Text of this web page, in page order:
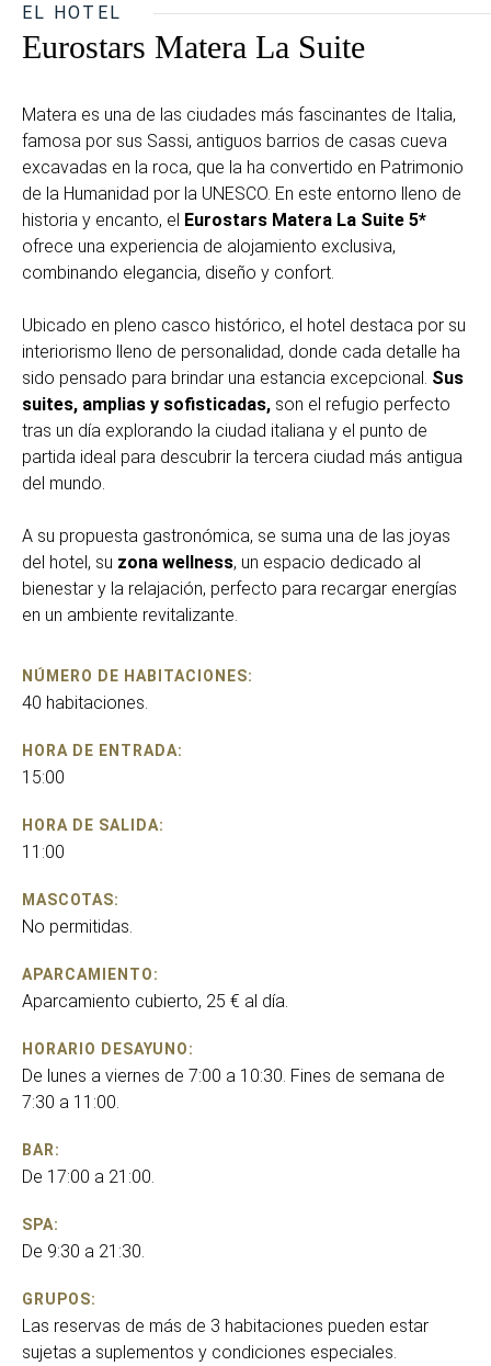
EL HOTEL
Eurostars Matera La Suite
Matera es una de las ciudades más fascinantes de Italia,
famosa por sus Sassi, antiguos barrios de casas cueva
excavadas en la roca, que la ha convertido en Patrimonio
de la Humanidad por la UNESCO. En este entorno lleno de
historia y encanto, el Eurostars Matera La Suite 5*
ofrece una experiencia de alojamiento exclusiva,
combinando elegancia, diseño y confort.
Ubicado en pleno casco histórico, el hotel destaca por su
interiorismo lleno de personalidad, donde cada detalle ha
sido pensado para brindar una estancia excepcional. Sus
suites, amplias y sofisticadas, son el refugio perfecto
tras un día explorando la ciudad italiana y el punto de
partida ideal para descubrir la tercera ciudad más antigua
del mundo.
A su propuesta gastronómica, se suma una de las joyas
del hotel, su zona wellness, un espacio dedicado al
bienestar y la relajación, perfecto para recargar energías
en un ambiente revitalizante.
NÚMERO DE HABITACIONES:
40 habitaciones.
HORA DE ENTRADA:
15:00
HORA DE SALIDA:
11:00
MASCOTAS:
No permitidas.
APARCAMIENTO:
Aparcamiento cubierto, 25 € al día.
HORARIO DESAYUNO:
De lunes a viernes de 7:00 a 10:30. Fines de semana de
7:30 a 11:00.
BAR:
De 17:00 a 21:00.
SPA:
De 9:30 a 21:30.
GRUPOS:
Las reservas de más de 3 habitaciones pueden estar
sujetas a suplementos y condiciones especiales.